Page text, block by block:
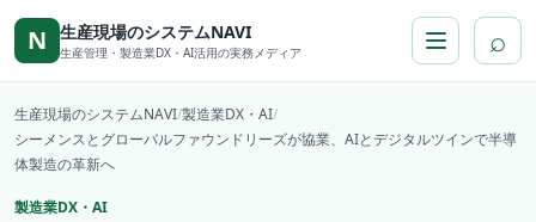
本文へ移動
N 生産現場のシステムNAVI
生産管理・製造業DX・AI活用の実務メディア ⌕
生産現場のシステムNAVI/製造業DX・AI/
シーメンスとグローバルファウンドリーズが協業、AIとデジタルツインで半導
体製造の革新へ
製造業DX・AI